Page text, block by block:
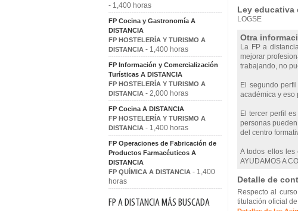
- 1,400 horas
FP Cocina y Gastronomía A
DISTANCIA
FP HOSTELERÍA Y TURISMO A
DISTANCIA - 1,400 horas
FP Información y Comercialización
Turísticas A DISTANCIA
FP HOSTELERÍA Y TURISMO A
DISTANCIA - 2,000 horas
FP Cocina A DISTANCIA
FP HOSTELERÍA Y TURISMO A
DISTANCIA - 1,400 horas
FP Operaciones de Fabricación de
Productos Farmacéuticos A
DISTANCIA
FP QUÍMICA A DISTANCIA - 1,400
horas
FP A DISTANCIA MÁS BUSCADA
Ley educativa
LOGSE
Otra
La FP a
mejorar
trabajando, no
El segundo
académica y eso
El tercer perfil
personas
del centro
A todos ellos les
AYUDAMOS A
Detalle de
Respecto al
titulación oficial